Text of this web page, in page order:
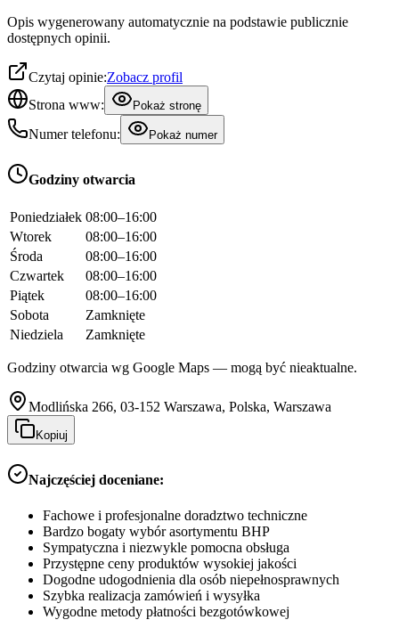
Opis wygenerowany automatycznie na podstawie publicznie
dostępnych opinii.
Czytaj opinie:Zobacz profil
Strona www:
Pokaż stronę
Numer telefonu: Pokaż numer
Godziny otwarcia
Poniedziałek 08:00–16:00
Wtorek
08:00–16:00
Środa
08:00–16:00
Czwartek
08:00–16:00
Piątek
08:00–16:00
Sobota
Zamknięte
Niedziela
Zamknięte
Godziny otwarcia wg Google Maps — mogą być nieaktualne.
Modlińska 266, 03-152 Warszawa, Polska, Warszawa
Kopiuj
Najczęściej doceniane:
Fachowe i profesjonalne doradztwo techniczne
Bardzo bogaty wybór asortymentu BHP
Sympatyczna i niezwykle pomocna obsługa
Przystępne ceny produktów wysokiej jakości
Dogodne udogodnienia dla osób niepełnosprawnych
Szybka realizacja zamówień i wysyłka
Wygodne metody płatności bezgotówkowej